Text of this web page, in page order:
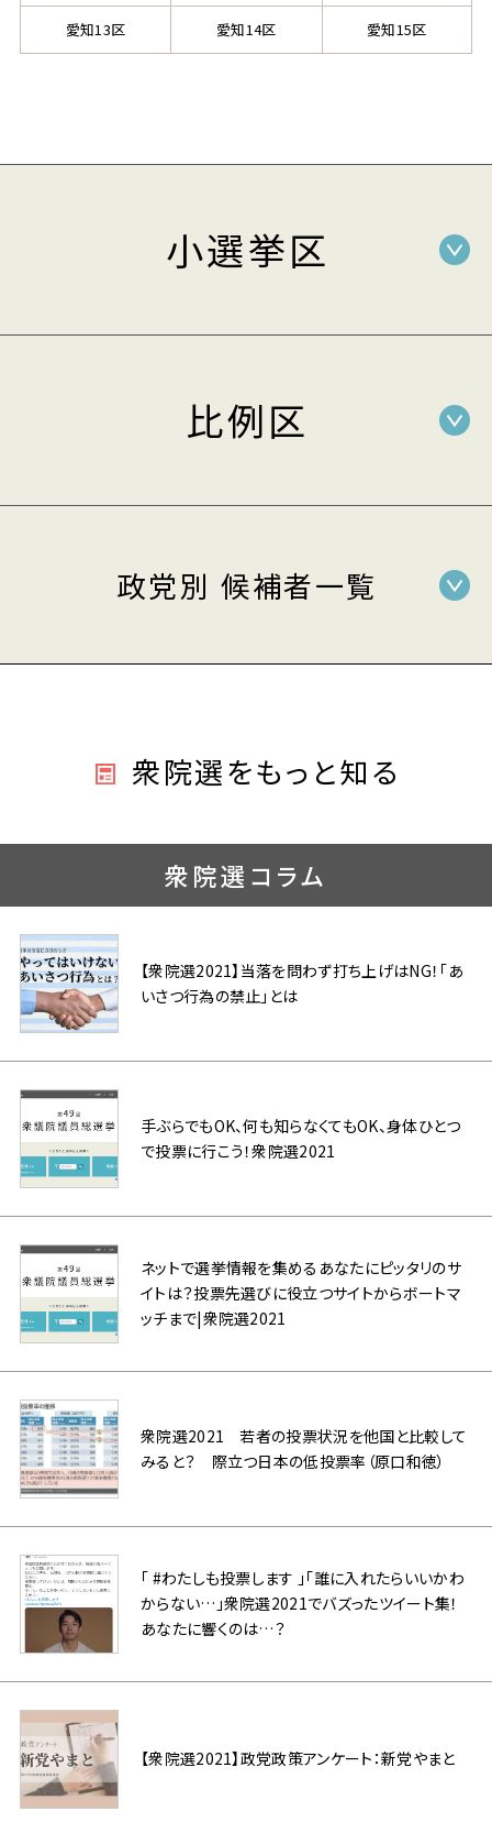
愛知13区 愛知14区 愛知15区
小選挙区
比例区
政党別 候補者一覧
衆院選をもっと知る
衆院選コラム
【衆院選2021】当落を問わず打ち上げはNG！「あ
いさつ行為の禁止」とは
手ぶらでもOK、何も知らなくてもOK、身体ひとつ
で投票に行こう！衆院選2021
ネットで選挙情報を集めるあなたにピッタリのサ
イトは？投票先選びに役立つサイトからボートマ
ッチまで|衆院選2021
衆院選2021 若者の投票状況を他国と比較して
みると？ 際立つ日本の低投票率（原口和徳）
「 #わたしも投票します 」「誰に入れたらいいかわ
からない…」衆院選2021でバズったツイート集！
あなたに響くのは…？
【衆院選2021】政党政策アンケート：新党やまと